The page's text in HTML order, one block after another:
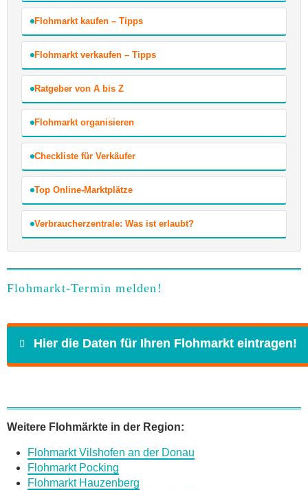
Flohmarkt kaufen – Tipps
Flohmarkt verkaufen – Tipps
Ratgeber von A bis Z
Flohmarkt organisieren
Checkliste für Verkäufer
Top Online-Marktplätze
Verbraucherzentrale: Was ist erlaubt?
Flohmarkt-Termin melden!
Hier die Daten für Ihren Flohmarkt eintragen!
E-Mail*
Weitere Flohmärkte in der Region:
Flohmarkt Vilshofen an der Donau
Flohmarkt Pocking
Flohmarkt Hauzenberg